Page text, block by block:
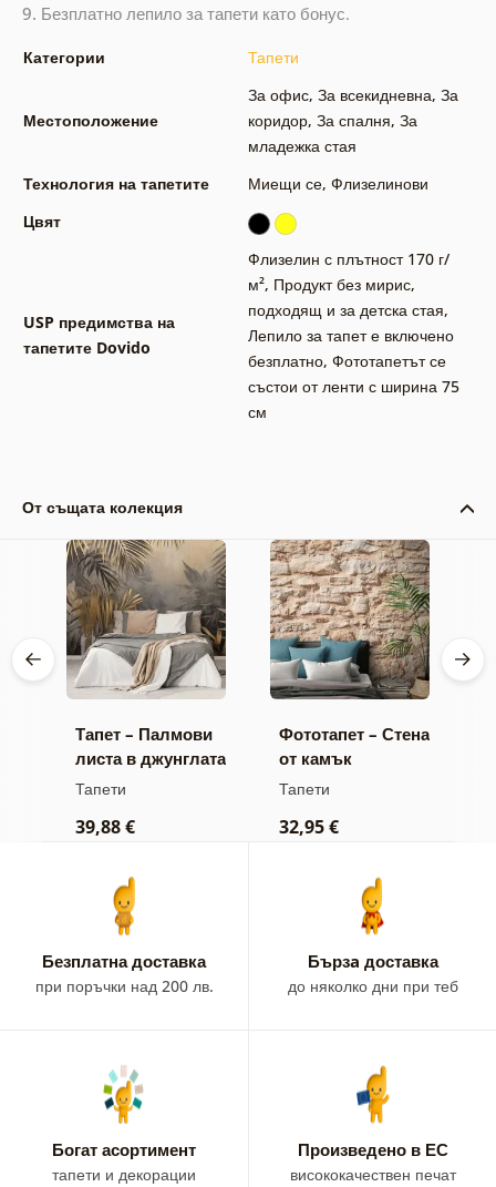
9. Безплатно лепило за тапети като бонус.
Категории Тапети
Местоположение
За офис, За всекидневна, За
коридор, За спалня, За
младежка стая
Технология на тапетите
Миещи се, Флизелинови
Цвят
USP предимства на
тапетите Dovido
Флизелин с плътност 170 г/
м², Продукт без мирис,
подходящ и за детска стая,
Лепило за тапет е включено
безплатно, Фототапетът се
състои от ленти с ширина 75
см
От същата колекция
Тапет – Палмови
листа в джунглата
Тапети
39,88 €
Фототапет – Стена
от камък
Тапети
32,95 €
Безплатна доставка
при поръчки над 200 лв.
Бързa доставка
до няколко дни при теб
Богат асортимент
тапети и декорации
Произведено в ЕС
висококачествен печат